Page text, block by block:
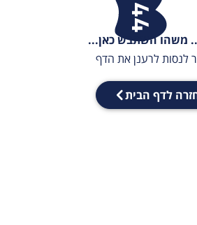
משהו השתבש כאן...
לנסות לרענן את הדף
לדף הבית